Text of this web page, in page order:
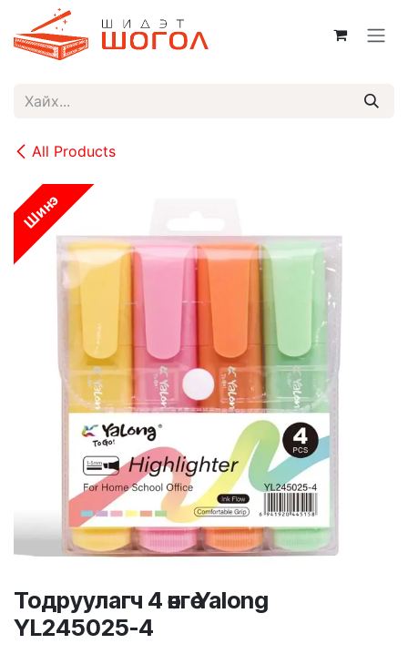
Skip to Content
All Products
Шинэ
Тодруулагч 4 өнгө Yalong
YL245025-4